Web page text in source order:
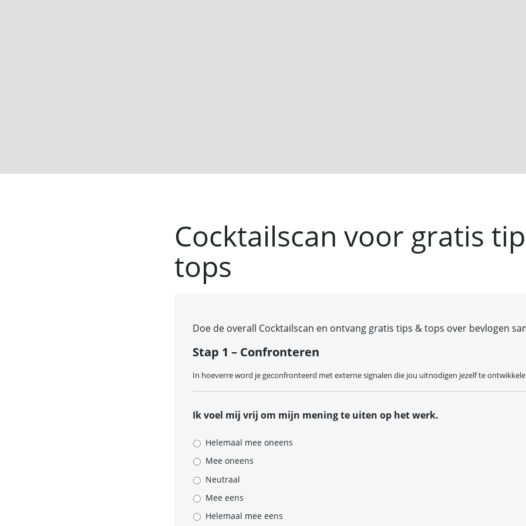
Cocktailscan voor gratis
tops
Doe de overall Cocktailscan en ontvang gratis tips & tops over bevlogen
Stap 1 – Confronteren
In hoeverre word je geconfronteerd met externe signalen die jou uitnodigen jezelf te
Ik voel mij vrij om mijn mening te uiten op het werk.
Helemaal mee oneens
Mee oneens
Neutraal
Mee eens
Helemaal mee eens